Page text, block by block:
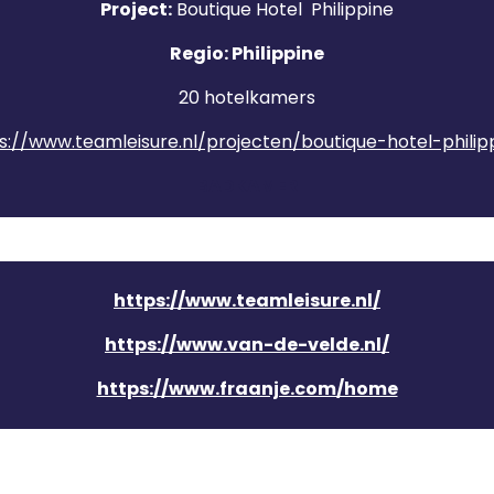
Project: Boutique Hotel Philippine
Regio: Philippine
20 hotelkamers
www.teamleisure.nl/projecten/boutique-hotel-
https://www.teamleisure.nl/
https://www.van-de-velde.nl/
https://www.fraanje.com/home